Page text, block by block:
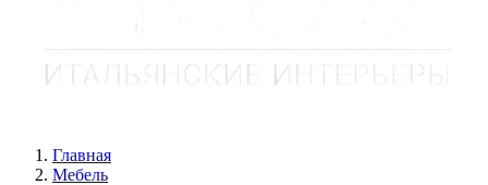
Главная
Мебель